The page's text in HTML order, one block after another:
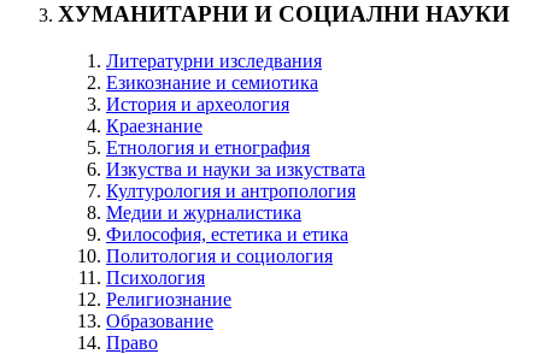
ХУМАНИТАРНИ И СОЦИАЛНИ НАУКИ
Литературни изследвания
Езикознание и семиотика
История и археология
Краезнание
Етнология и етнография
Изкуства и науки за изкуствата
Културология и антропология
Медии и журналистика
Философия, естетика и етика
Политология и социология
Психология
Религиознание
Образование
Право